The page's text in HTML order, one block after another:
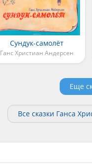
Сундук-самолёт
Ганс Христиан Андерсен
Еще
Все сказки Ганса